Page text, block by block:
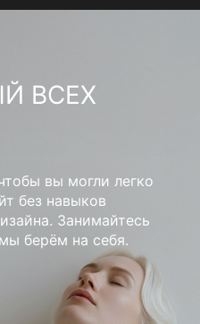
ВСЕХ
вы могли легко
без навыков
Занимайтесь
берём на себя.